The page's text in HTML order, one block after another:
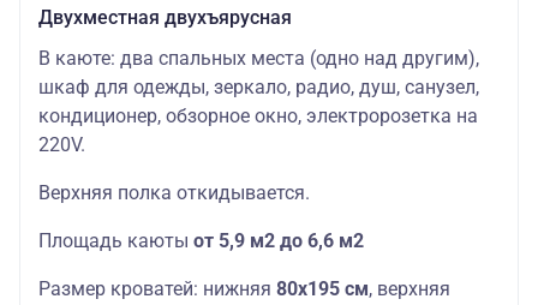
Двухместная двухъярусная
В каюте: два спальных места (одно над другим),
шкаф для одежды, зеркало, радио, душ, санузел,
кондиционер, обзорное окно, электророзетка на
220V.
Верхняя полка откидывается.
Площадь каюты от 5,9 м2 до 6,6 м2
Размер кроватей: нижняя 80х195 см, верхняя